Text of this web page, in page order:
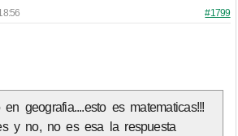
#1799
geografia....esto es matematicas!!!
y no, no es esa la respuesta